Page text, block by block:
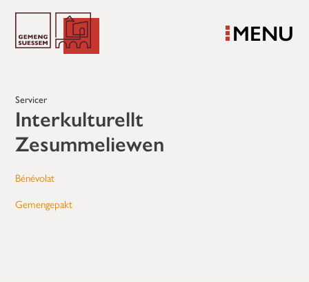
MENU
Servicer
Interkulturellt
Zesummeliewen
Bénévolat
Gemengepakt